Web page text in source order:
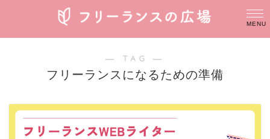
― TAG ―
フリーランスになるための準備